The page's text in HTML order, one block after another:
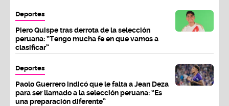
Deportes
Piero Quispe tras derrota de la selección
peruana: “Tengo mucha fe en que vamos a
clasificar”
Deportes
Paolo Guerrero indicó que le falta a Jean Deza
para ser llamado a la selección peruana: “Es
una preparación diferente”